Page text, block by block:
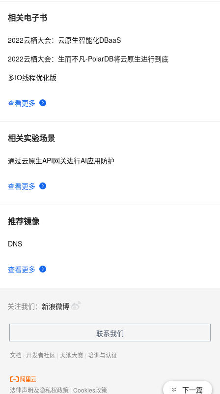
相关电子书
查看更多
2022云栖大会：云原生智能化DBaaS
2022云栖大会：生而不凡-PolarDB将云原生进行到底
多IO线程优化版
相关实验场景
查看更多
通过云原生API网关进行AI应用防护
推荐镜像
查看更多
DNS
下一篇
关注我们： 新浪微博
联系我们
文档 | 开发者社区 | 天池大赛 | 培训与认证
法律声明及隐私权政策 | Cookies政策